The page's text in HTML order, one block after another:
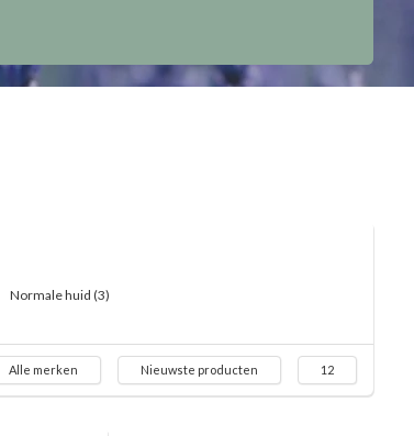
Normale huid (3)
Alle merken Nieuwste producten 12